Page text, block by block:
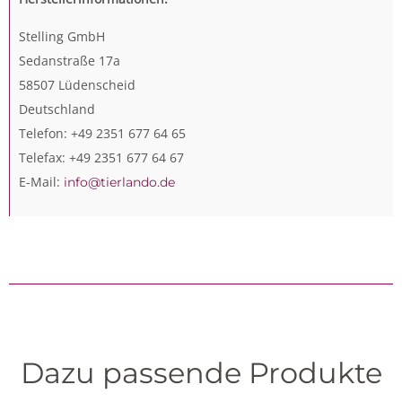
Stelling GmbH
Sedanstraße 17a
58507 Lüdenscheid
Deutschland
Telefon: +49 2351 677 64 65
Telefax: +49 2351 677 64 67
E-Mail: info@tierlando.de
Dazu passende Produkte